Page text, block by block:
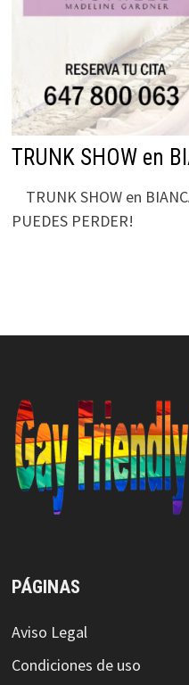
TRUNK SHOW en
TRUNK SHOW en
PUEDES PERDER!
PÁGINAS
Aviso Legal
Condiciones de uso